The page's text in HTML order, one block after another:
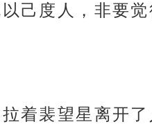
己度人，非要
着裴望星离开了